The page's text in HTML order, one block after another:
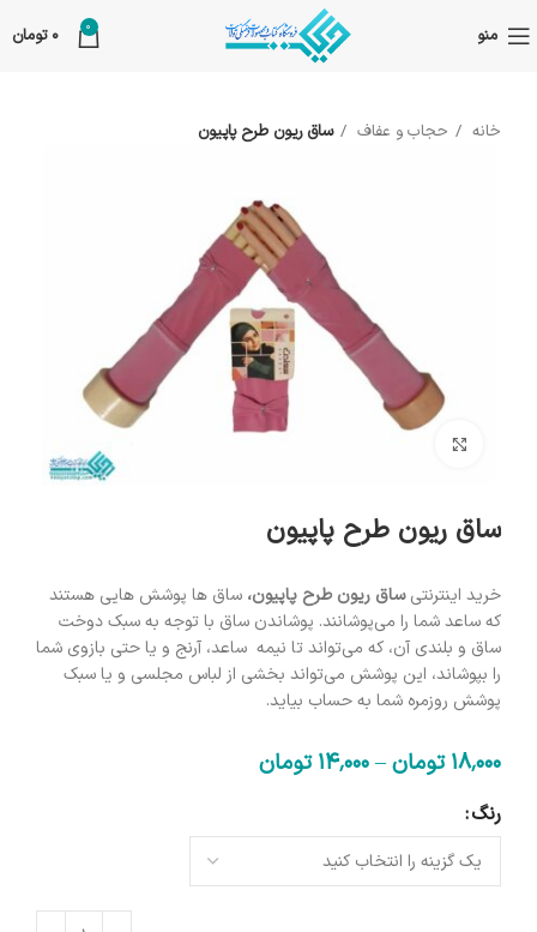
منو 0
0 تومان
خانه حجاب و عفاف ساق ریون طرح پاپیون
ساق ریون طرح پاپیون
خرید اینترنتیساق ریون طرح پاپیون، ساق ها پوشش هایی هستند
که ساعد شما را می‌پوشانند. پوشاندن ساق با توجه به سبک دوخت
ساق و بلندی آن،‌ که می‌تواند تا نیمه ساعد،‌ آرنج و یا حتی بازوی شما
را بپوشاند، این پوشش می‌تواند بخشی از لباس مجلسی و یا سبک
پوشش روزمره شما به حساب بیاید.
18٬000 تومان–14٬000 تومان
رنگ